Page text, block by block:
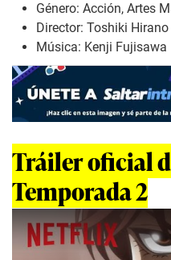
Género: Acción, Artes
Director: Toshiki Hirano
Música: Kenji Fujisawa
Tráiler oficial
Temporada 2